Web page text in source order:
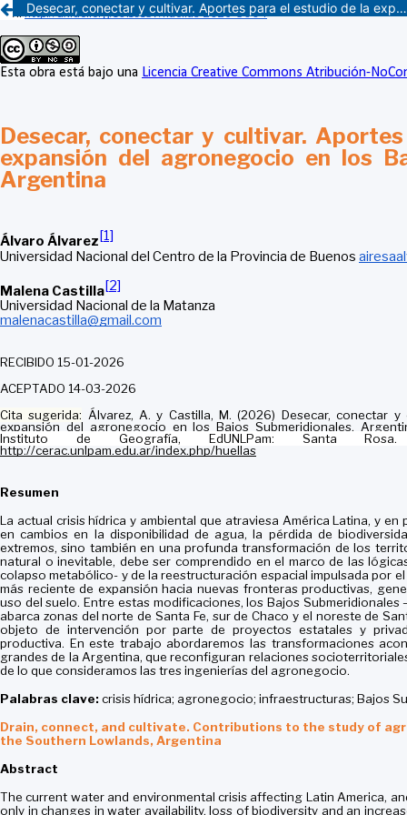
Desecar, conectar y cultivar. Aportes para el estudio de la expansión del agronegocio en los Bajos Submeridionales, Argentina